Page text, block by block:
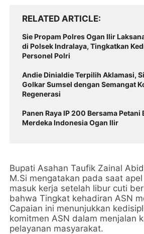
RELATED ARTICLE
Sie Propam Polres Ogan Ilir
di Polsek Indralaya, Tingkatkan
Personel Polri
Andie Dinialdie Terpilih Aklamasi,
Golkar Sumsel dengan Semangat
Regenerasi
Panen Raya IP 200 Bersama Petani
Merdeka Indonesia Ogan Ilir
Bupati Asahan Taufik Zainal
M.Si mengatakan pada saat
masuk kerja setelah libur cuti
bahwa Tingkat kehadiran ASN
Capaian ini menunjukkan
komitmen ASN dalam menjalan
pelayanan masyarakat.